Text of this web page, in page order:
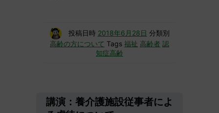
投稿日時 2018年6月28日 分類別
高齢の方について Tags 福祉 高齢者 認
知症高齢
講演：養介護施設従事者によ